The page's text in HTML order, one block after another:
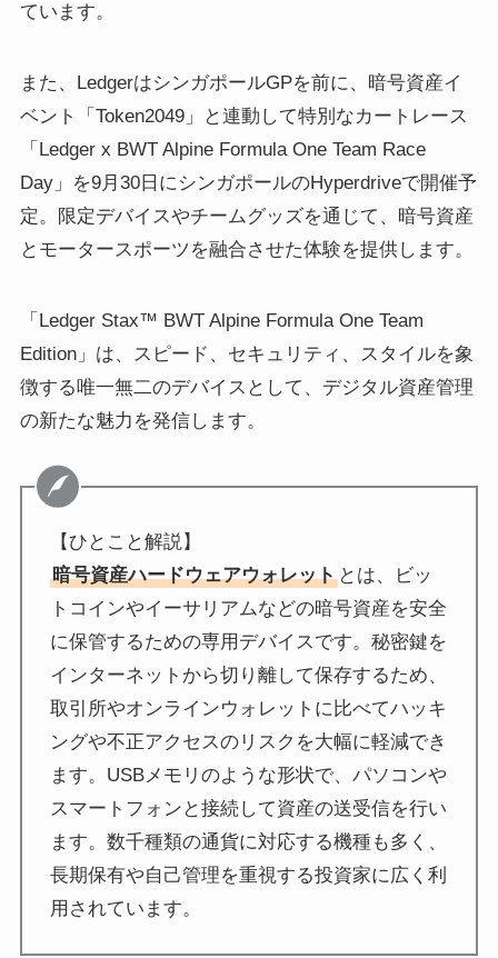
ています。
また、LedgerはシンガポールGPを前に、暗号資産イ
ベント「Token2049」と連動して特別なカートレース
「Ledger x BWT Alpine Formula One Team Race
Day」を9月30日にシンガポールのHyperdriveで開催予
定。限定デバイスやチームグッズを通じて、暗号資産
とモータースポーツを融合させた体験を提供します。
「Ledger Stax™ BWT Alpine Formula One Team
Edition」は、スピード、セキュリティ、スタイルを象
徴する唯一無二のデバイスとして、デジタル資産管理
の新たな魅力を発信します。
【ひとこと解説】
暗号資産ハードウェアウォレット とは、ビッ
トコインやイーサリアムなどの暗号資産を安全
に保管するための専用デバイスです。秘密鍵を
インターネットから切り離して保存するため、
取引所やオンラインウォレットに比べてハッキ
ングや不正アクセスのリスクを大幅に軽減でき
ます。USBメモリのような形状で、パソコンや
スマートフォンと接続して資産の送受信を行い
ます。数千種類の通貨に対応する機種も多く、
長期保有や自己管理を重視する投資家に広く利
用されています。